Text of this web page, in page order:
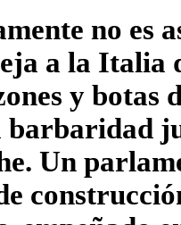
no es
a la Italia
y
barbaridad
Un